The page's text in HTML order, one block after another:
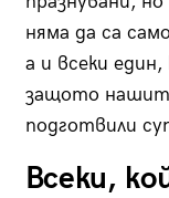
няма да са
а и всеки
защото
подготвили
Всеки,